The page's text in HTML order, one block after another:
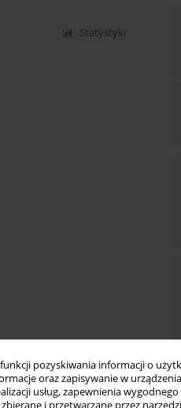
pozyskiwania informacji o
oraz zapisywanie w
usług, zapewnienia
zbierane i przetwarzane przez
Statystyki